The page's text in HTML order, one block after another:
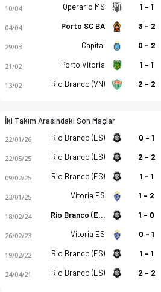
10/04 Operario MS 1 - 1
04/04 Porto SC BA 3 - 2
29/03 Capital 0 - 2
21/02 Porto Vitoria 1 - 1
13/02 Rio Branco (VN) 2 - 2
İki Takım Arasındaki Son Maçlar
22/01/26 Rio Branco (ES) 0 - 1
22/05/25 Rio Branco (ES) 2 - 2
09/02/25 Rio Branco (ES) 1 - 1
23/01/25 Vitoria ES 1 - 2
18/02/24 Rio Branco (ES) 1 - 0
26/02/23 Vitoria ES 0 - 1
19/02/22 Rio Branco (ES) 1 - 1
24/04/21 Rio Branco (ES) 2 - 2